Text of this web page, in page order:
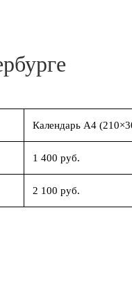
Календарь А4
1 400 руб.
2 100 руб.